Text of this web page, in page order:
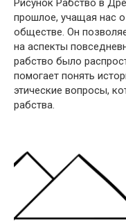
Рисунок Рабство в
прошлое, учащая нас
обществе. Он
на аспекты
рабство было
помогает понять
этические вопросы,
рабства.